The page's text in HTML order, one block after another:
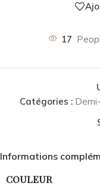
17
Catégories :
Informations
COULEUR